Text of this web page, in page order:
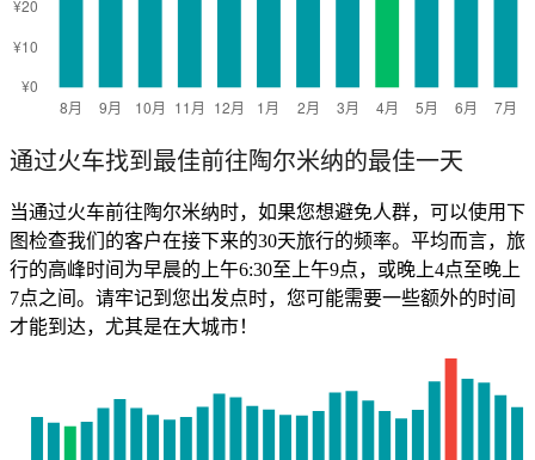
通过火车找到最佳前往陶尔米纳的最佳一天
当通过火车前往陶尔米纳时，如果您想避免人群，可以使用下
图检查我们的客户在接下来的30天旅行的频率。平均而言，旅
行的高峰时间为早晨的上午6:30至上午9点，或晚上4点至晚上
7点之间。请牢记到您出发点时，您可能需要一些额外的时间
才能到达，尤其是在大城市！